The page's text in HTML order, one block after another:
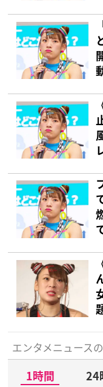
エンタメニュース
1時間 24